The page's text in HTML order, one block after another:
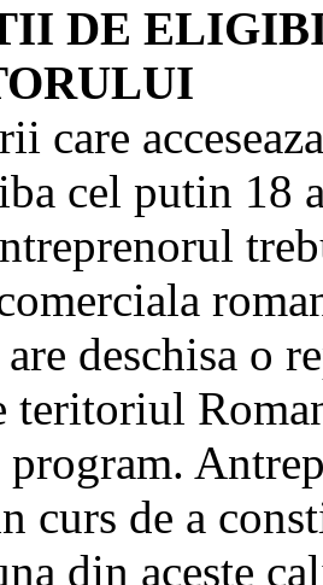
DE
care
cel putin
deschisa o
teritoriul
curs de a
din aceste